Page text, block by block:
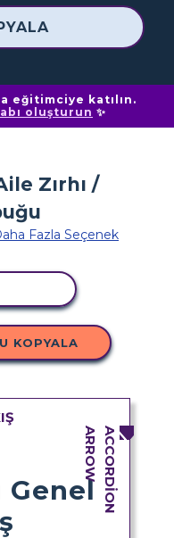
eğitimciye katılın.
oluşturun ✨
Fazla Seçenek
KOPYALA
Genel